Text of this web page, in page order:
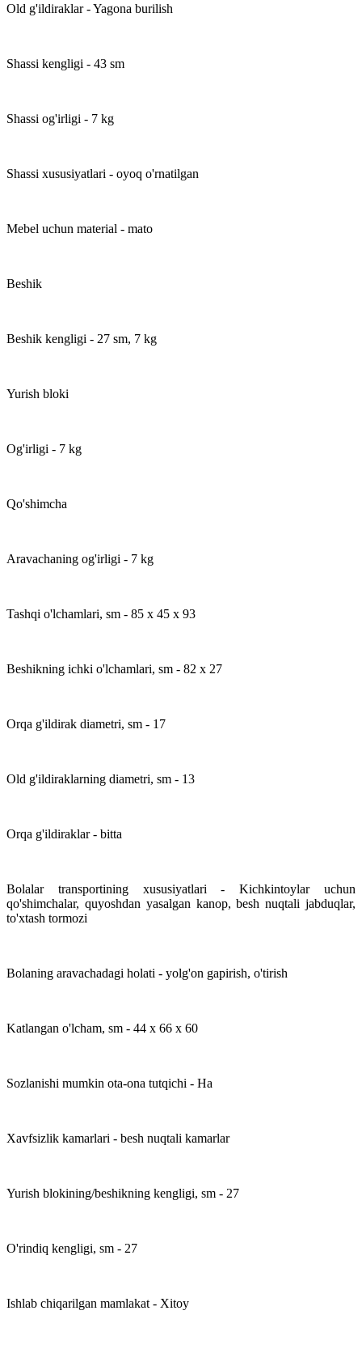
Old g'ildiraklar - Yagona burilish
Shassi kengligi - 43 sm
Shassi og'irligi - 7 kg
Shassi xususiyatlari - oyoq o'rnatilgan
Mebel uchun material - mato
Beshik
Beshik kengligi - 27 sm, 7 kg
Yurish bloki
Og'irligi - 7 kg
Qo'shimcha
Aravachaning og'irligi - 7 kg
Tashqi o'lchamlari, sm - 85 x 45 x 93
Beshikning ichki o'lchamlari, sm - 82 x 27
Orqa g'ildirak diametri, sm - 17
Old g'ildiraklarning diametri, sm - 13
Orqa g'ildiraklar - bitta
Bolalar transportining xususiyatlari - Kichkintoylar uchun
qo'shimchalar, quyoshdan yasalgan kanop, besh nuqtali jabduqlar,
to'xtash tormozi
Bolaning aravachadagi holati - yolg'on gapirish, o'tirish
Katlangan o'lcham, sm - 44 x 66 x 60
Sozlanishi mumkin ota-ona tutqichi - Ha
Xavfsizlik kamarlari - besh nuqtali kamarlar
Yurish blokining/beshikning kengligi, sm - 27
O'rindiq kengligi, sm - 27
Ishlab chiqarilgan mamlakat - Xitoy